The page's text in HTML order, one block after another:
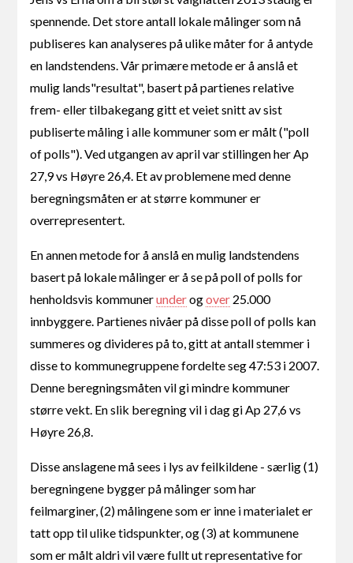
spennende. Det store antall lokale målinger som nå
publiseres kan analyseres på ulike måter for å antyde
en landstendens. Vår primære metode er å anslå et
mulig lands"resultat", basert på partienes relative
frem- eller tilbakegang gitt et veiet snitt av sist
publiserte måling i alle kommuner som er målt ("poll
of polls"). Ved utgangen av april var stillingen her Ap
27,9 vs Høyre 26,4. Et av problemene med denne
beregningsmåten er at større kommuner er
overrepresentert.
En annen metode for å anslå en mulig landstendens
basert på lokale målinger er å se på poll of polls for
henholdsvis kommunerunderogover 25.000
innbyggere. Partienes nivåer på disse poll of polls kan
summeres og divideres på to, gitt at antall stemmer i
disse to kommunegruppene fordelte seg 47:53 i 2007.
Denne beregningsmåten vil gi mindre kommuner
større vekt. En slik beregning vil i dag gi Ap 27,6 vs
Høyre 26,8.
Disse anslagene må sees i lys av feilkildene - særlig (1)
beregningene bygger på målinger som har
feilmarginer, (2) målingene som er inne i materialet er
tatt opp til ulike tidspunkter, og (3) at kommunene
som er målt aldri vil være fullt ut representative for